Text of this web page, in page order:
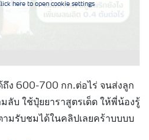
here to open cookie settings
ง 600-700 กก.ต่อไร่ จนส่งลูก
มลับ ใช้ปุ๋ยยาราสูตรเด็ด ให้พี่น้องรู้
ามรับชมได้ในคลิปเลยคร้าบบบบ